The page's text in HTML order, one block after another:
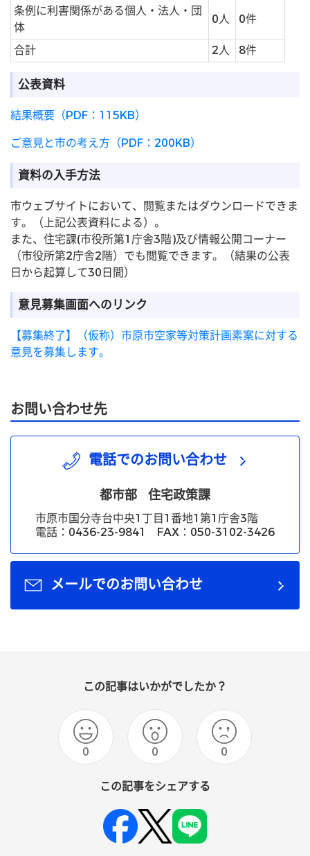
条例に利害関係がある個人・法人・団
体
0人 0件
合計 2人 8件
公表資料
結果概要（PDF：115KB）
ご意見と市の考え方（PDF：200KB）
資料の入手方法
市ウェブサイトにおいて、閲覧またはダウンロードできま
す。（上記公表資料による）。
また、住宅課(市役所第1庁舎3階)及び情報公開コーナー
（市役所第2庁舎2階）でも閲覧できます。（結果の公表
日から起算して30日間）
意見募集画面へのリンク
【募集終了】（仮称）市原市空家等対策計画素案に対する
意見を募集します。
お問い合わせ先
電話でのお問い合わせ
都市部 住宅政策課
市原市国分寺台中央1丁目1番地1第1庁舎3階
電話：0436-23-9841 FAX：050-3102-3426
メールでのお問い合わせ
この記事はいかがでしたか？
0 0 0
この記事をシェアする